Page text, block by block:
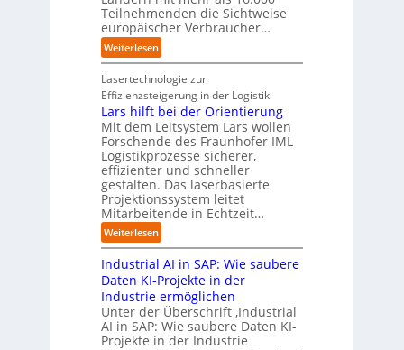
i
s
i
e
r
u
n
g
s
l
ö
s
u
n
g
e
n
r
I
n
d
s
t
r
i
e
a
u
t
o
m
a
i
s
i
e
r
I
n
d
u
t
r
i
a
l
B
s
i
n
e
s
s
E
c
o
u
t
o
m
a
t
i
o
n
.
O
g
w
ä
c
h
s
t
w
e
i
Teilnehmenden die Sichtweise
europäischer Verbraucher…
Weiterlesen:
S
t
u
d
i
e
z
e
g
t
M
i
s
s
r
a
u
Lasertechnologie zur
Effizienzsteigerung in der Logistik
Lars hilft bei der Orientierung
Mit dem Leitsystem Lars wollen
Forschende des Fraunhofer IML
Logistikprozesse sicherer,
effizienter und schneller
gestalten. Das laserbasierte
Projektionssystem leitet
Mitarbeitende in Echtzeit…
Weiterlesen:
L
a
r
s
h
l
Industrial AI in SAP: Wie saubere
Daten KI-Projekte in der
Industrie ermöglichen
Unter der Überschrift ‚Industrial
AI in SAP: Wie saubere Daten KI-
Projekte in der Industrie